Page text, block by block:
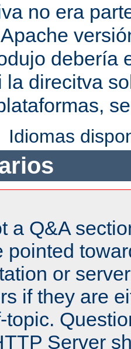
no era
debería
la direcitva
Idiomas
a Q&A
pointed
or
if they are
topic.
Server